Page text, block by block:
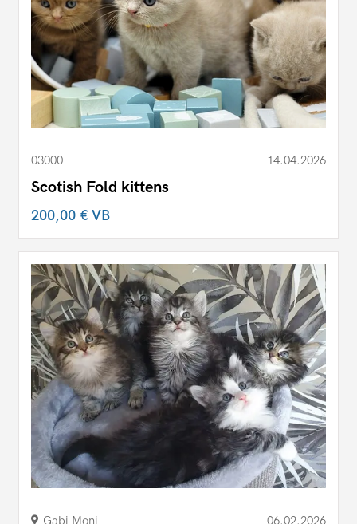
03000 14.04.2026
Scotish Fold kittens
200,00 €VB
Gabi Moni 06.02.2026